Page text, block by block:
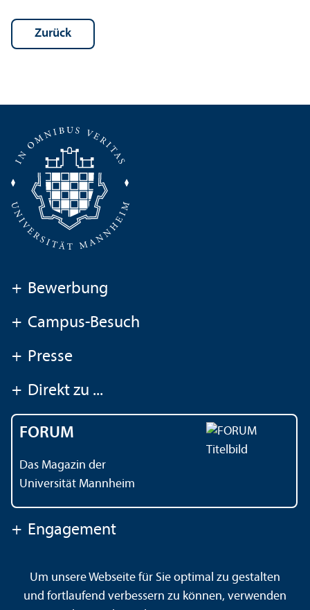
Zurück
+ Bewerbung
+ Campus-Besuch
+ Presse
+ Direkt zu ...
FORUM
Das Magazin der
Universität Mannheim
+ Engagement
Kontakt Impressum Datenschutz
Barrierefreiheit
Gebärdensprache
Leichte Sprache Sitemap
Um unsere Webseite für Sie optimal zu gestalten
und fortlaufend verbessern zu können, verwenden